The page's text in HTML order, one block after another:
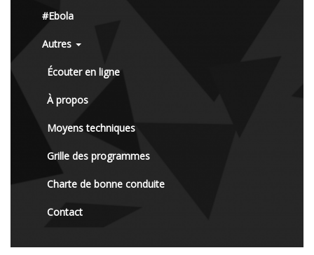
#Ebola
Autres
Écouter en ligne
À propos
Moyens techniques
Grille des programmes
Charte de bonne conduite
Contact